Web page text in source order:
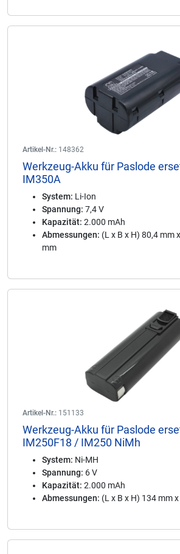
Artikel-Nr.: 148362
Werkzeug-Akku für Paslode
IM350A
System: Li-Ion
Spannung: 7,4 V
Kapazität: 2.000 mAh
Abmessungen: (L x B x H) 80,4 mm
mm
Artikel-Nr.: 151133
Werkzeug-Akku für Paslode
IM250F18 / IM250 NiMh
System: Ni-MH
Spannung: 6 V
Kapazität: 2.000 mAh
Abmessungen: (L x B x H) 134 mm